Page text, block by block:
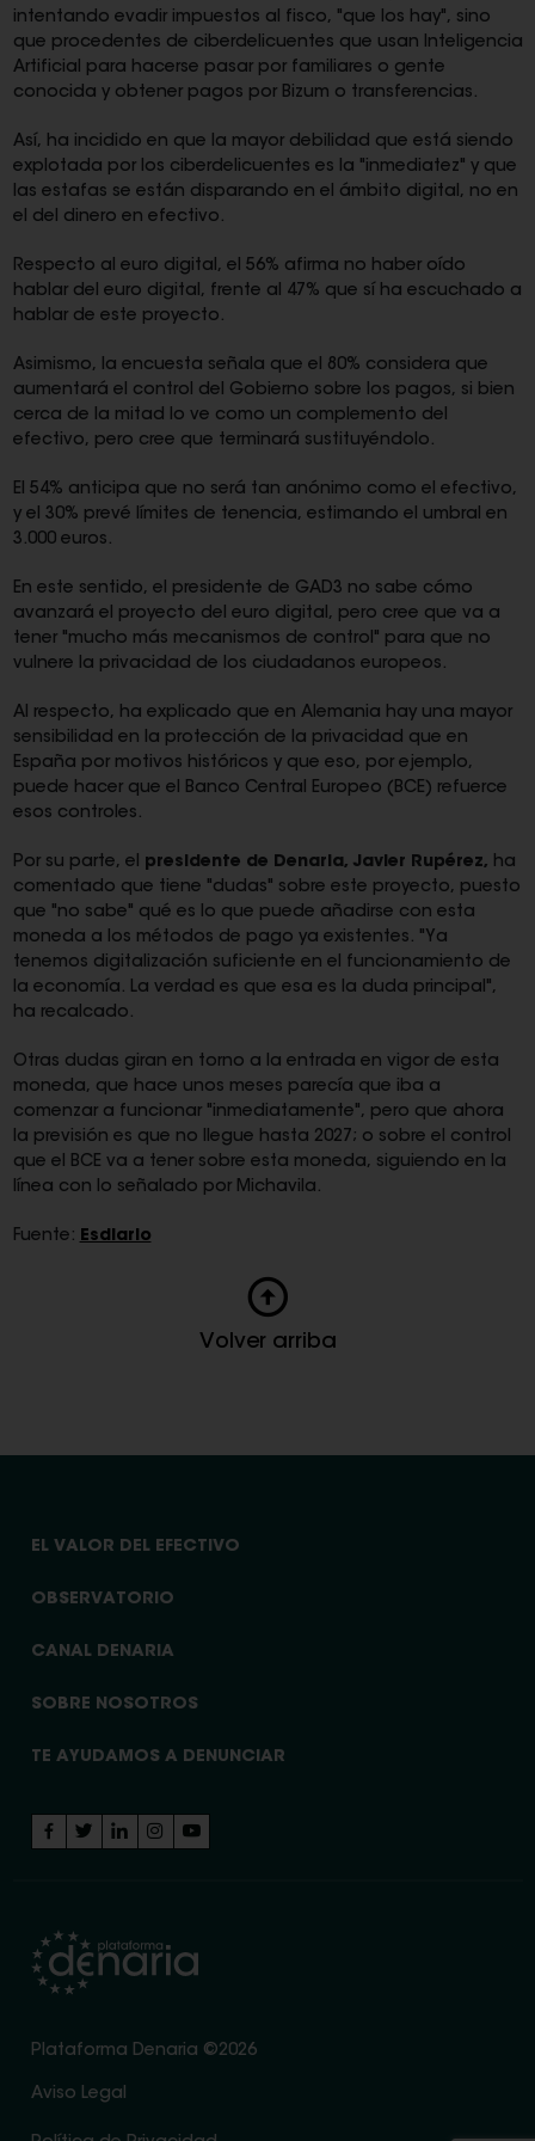
intentando evadir impuestos al fisco, "que los hay", sino
que procedentes de ciberdelicuentes que usan Inteligencia
Artificial para hacerse pasar por familiares o gente
conocida y obtener pagos por Bizum o transferencias.
Así, ha incidido en que la mayor debilidad que está siendo
explotada por los ciberdelicuentes es la "inmediatez" y que
las estafas se están disparando en el ámbito digital, no en
el del dinero en efectivo.
Respecto al euro digital, el 56% afirma no haber oído
hablar del euro digital, frente al 47% que sí ha escuchado a
hablar de este proyecto.
Asimismo, la encuesta señala que el 80% considera que
aumentará el control del Gobierno sobre los pagos, si bien
cerca de la mitad lo ve como un complemento del
efectivo, pero cree que terminará sustituyéndolo.
El 54% anticipa que no será tan anónimo como el efectivo,
y el 30% prevé límites de tenencia, estimando el umbral en
3.000 euros.
En este sentido, el presidente de GAD3 no sabe cómo
avanzará el proyecto del euro digital, pero cree que va a
tener "mucho más mecanismos de control" para que no
vulnere la privacidad de los ciudadanos europeos.
Al respecto, ha explicado que en Alemania hay una mayor
sensibilidad en la protección de la privacidad que en
España por motivos históricos y que eso, por ejemplo,
puede hacer que el Banco Central Europeo (BCE) refuerce
esos controles.
Por su parte, el presidente de Denaria, Javier Rupérez, ha
comentado que tiene "dudas" sobre este proyecto, puesto
que "no sabe" qué es lo que puede añadirse con esta
moneda a los métodos de pago ya existentes. "Ya
tenemos digitalización suficiente en el funcionamiento de
la economía. La verdad es que esa es la duda principal",
ha recalcado.
Otras dudas giran en torno a la entrada en vigor de esta
moneda, que hace unos meses parecía que iba a
comenzar a funcionar "inmediatamente", pero que ahora
la previsión es que no llegue hasta 2027; o sobre el control
que el BCE va a tener sobre esta moneda, siguiendo en la
línea con lo señalado por Michavila.
Fuente: Esdiario
Volver arriba
EL VALOR DEL EFECTIVO
OBSERVATORIO
CANAL DENARIA
SOBRE NOSOTROS
TE AYUDAMOS A DENUNCIAR
Plataforma Denaria ©2026
Aviso Legal